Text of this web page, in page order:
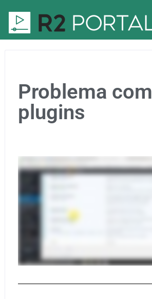
Problema com
plugins